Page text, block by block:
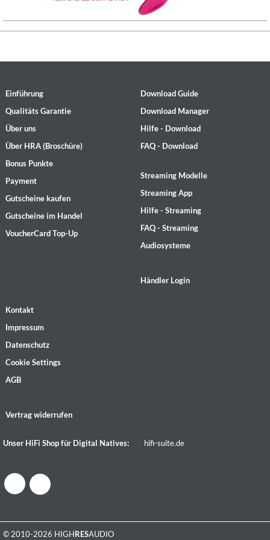
Einführung
Qualitäts Garantie
Über uns
Über HRA (Broschüre)
Bonus Punkte
Payment
Gutscheine kaufen
Gutscheine im Handel
VoucherCard Top-Up
Download Guide
Download Manager
Hilfe - Download
FAQ - Download
Streaming Modelle
Streaming App
Hilfe - Streaming
FAQ - Streaming
Audiosysteme
Händler Login
Kontakt
Impressum
Datenschutz
Cookie Settings
AGB
Vertrag widerrufen
Unser HiFi Shop für Digital Natives: hifi-suite.de
© 2010-2026 HIGHRESAUDIO